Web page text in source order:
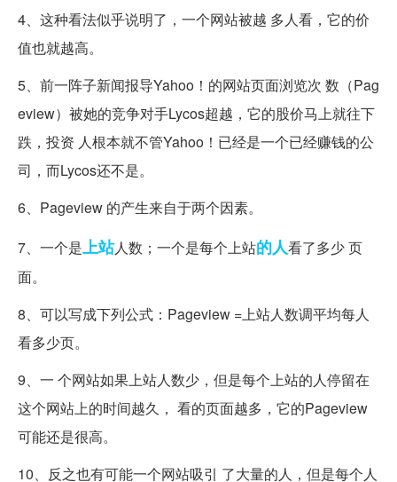
4、这种看法似乎说明了，一个网站被越 多人看，它的价
值也就越高。
5、前一阵子新闻报导Yahoo！的网站页面浏览次 数（Pag
eview）被她的竞争对手Lycos超越，它的股价马上就往下
跌，投资 人根本就不管Yahoo！已经是一个已经赚钱的公
司，而Lycos还不是。
6、Pageview 的产生来自于两个因素。
7、一个是上站人数；一个是每个上站的人看了多少 页
面。
8、可以写成下列公式：Pageview =上站人数调平均每人
看多少页。
9、一 个网站如果上站人数少，但是每个上站的人停留在
这个网站上的时间越久， 看的页面越多，它的Pageview
可能还是很高。
10、反之也有可能一个网站吸引 了大量的人，但是每个人